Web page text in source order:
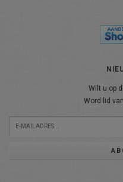
Wilt u op
Word lid